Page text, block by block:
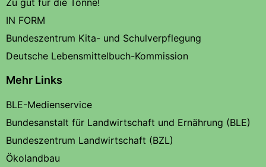
IN FORM
Bundeszentrum Kita- und Schulverpflegung
Deutsche Lebensmittelbuch-Kommission
Mehr Links
BLE-Medienservice
Bundesanstalt für Landwirtschaft und Ernährung (BLE)
Bundeszentrum Landwirtschaft (BZL)
Ökolandbau